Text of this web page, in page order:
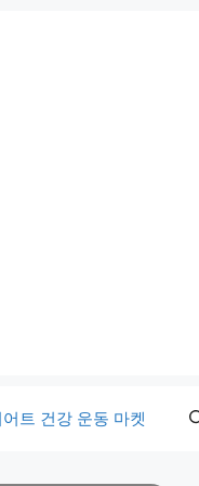
트 건강 운동 마켓